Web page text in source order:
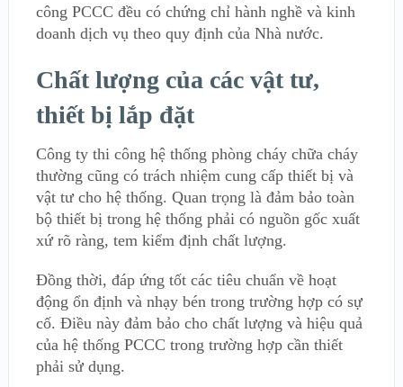
công PCCC đều có chứng chỉ hành nghề và kinh
doanh dịch vụ theo quy định của Nhà nước.
Chất lượng của các vật tư,
thiết bị lắp đặt
Công ty thi công hệ thống phòng cháy chữa cháy
thường cũng có trách nhiệm cung cấp thiết bị và
vật tư cho hệ thống. Quan trọng là đảm bảo toàn
bộ thiết bị trong hệ thống phải có nguồn gốc xuất
xứ rõ ràng, tem kiểm định chất lượng.
Đồng thời, đáp ứng tốt các tiêu chuẩn về hoạt
động ổn định và nhạy bén trong trường hợp có sự
cố. Điều này đảm bảo cho chất lượng và hiệu quả
của hệ thống PCCC trong trường hợp cần thiết
phải sử dụng.